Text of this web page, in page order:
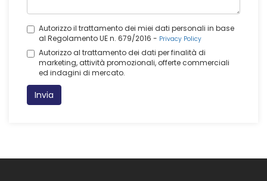
Autorizzo il trattamento dei miei dati personali in base
al Regolamento UE n. 679/2016 - Privacy Policy
Autorizzo al trattamento dei dati per finalità di
marketing, attività promozionali, offerte commerciali
ed indagini di mercato.
Invia